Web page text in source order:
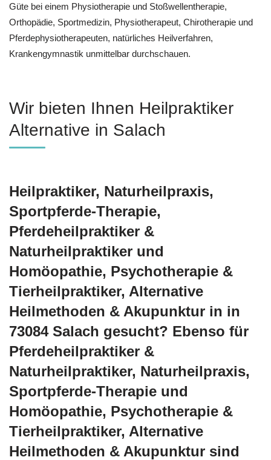
Güte bei einem Physiotherapie und Stoßwellentherapie,
Orthopädie, Sportmedizin, Physiotherapeut, Chirotherapie und
Pferdephysiotherapeuten, natürliches Heilverfahren,
Krankengymnastik unmittelbar durchschauen.
Wir bieten Ihnen Heilpraktiker
Alternative in Salach
Heilpraktiker, Naturheilpraxis,
Sportpferde-Therapie,
Pferdeheilpraktiker &
Naturheilpraktiker und
‎Homöopathie, ‎Psychotherapie &
‎Tierheilpraktiker, Alternative
Heilmethoden & Akupunktur in in
73084 Salach gesucht? Ebenso für
Pferdeheilpraktiker &
Naturheilpraktiker, Naturheilpraxis,
Sportpferde-Therapie und
‎Homöopathie, ‎Psychotherapie &
‎Tierheilpraktiker, Alternative
Heilmethoden & Akupunktur sind